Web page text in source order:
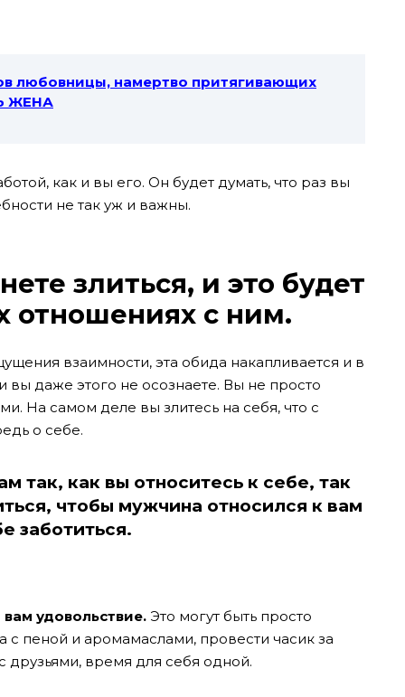
любовницы, намертво притягивающих
ЖЕНА
как и вы его. Он будет думать, что раз вы
не так уж и важны.
злиться, и это будет
отношениях с ним.
взаимности, эта обида накапливается и в
вы даже этого не осознаете. Вы не просто
На самом деле вы злитесь на себя, что с
о себе.
так, как вы относитесь к себе, так
чтобы мужчина относился к вам
заботиться.
удовольствие. Это могут быть просто
с пеной и аромамаслами, провести часик за
друзьями, время для себя одной.